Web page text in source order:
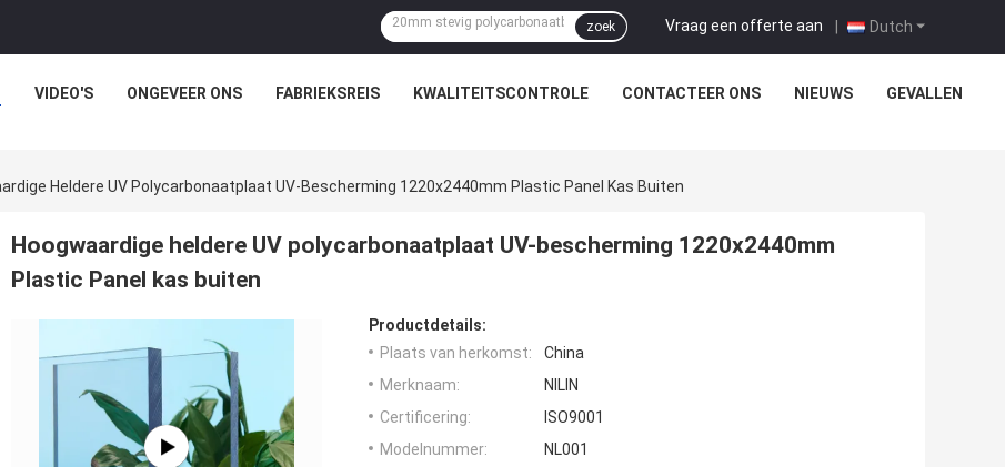
Dutch
Vraag een offerte aan |
zoek
VIDEO'S ONGEVEER ONS FABRIEKSREIS KWALITEITSCONTROLE CONTACTEER ONS NIEUWS GEVALLEN
Heldere UV Polycarbonaatplaat UV-Bescherming 1220x2440mm Plastic Panel Kas Buiten
Hoogwaardige heldere UV polycarbonaatplaat UV-bescherming 1220x2440mm
Plastic Panel kas buiten
Productdetails:
Plaats van herkomst:
China
Merknaam:
NILIN
Certificering:
ISO9001
Modelnummer:
NL001